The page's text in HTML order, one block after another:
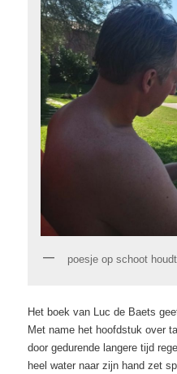
poesje op schoot
Het boek van Luc de Baets
Met name het hoofdstuk over
door gedurende langere tijd
heel water naar zijn hand zet